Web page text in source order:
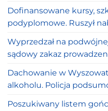
Dofinansowane kursy,
podyplomowe. Ruszył
Wyprzedzał na
sądowy zakaz
Dachowanie w
alkoholu. Policja
Poszukiwany listem